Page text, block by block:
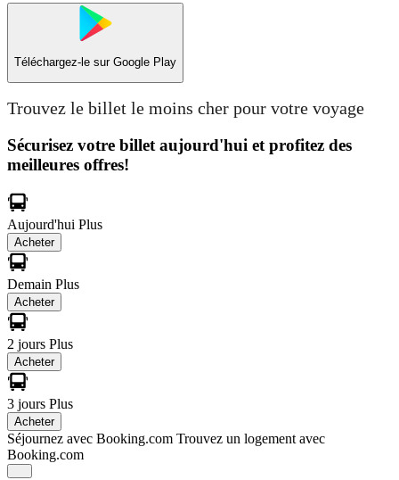
Téléchargez-le sur Google Play
Trouvez le billet le moins cher pour votre voyage
Sécurisez votre billet aujourd'hui et profitez des
meilleures offres!
Aujourd'hui Plus
Acheter
Demain Plus
Acheter
2 jours Plus
Acheter
3 jours Plus
Acheter
Séjournez avec Booking.com Trouvez un logement avec
Booking.com